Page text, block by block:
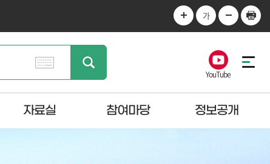
가
YouTube
자료실 참여마당 정보공개